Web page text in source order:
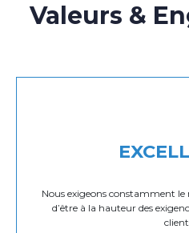
Valeurs &
Nous exigeons constamment
d’être à la hauteur des